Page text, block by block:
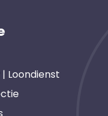
Loondienst